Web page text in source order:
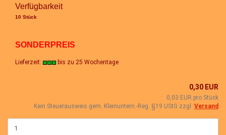
Verfügbarkeit
10 Stück
SONDERPREIS
Lieferzeit: bis zu 25 Wochentage
0,30 EUR
0,03 EUR pro Stück
Kein Steuerausweis gem. Kleinuntern.-Reg. §19 UStG zzgl. Versand